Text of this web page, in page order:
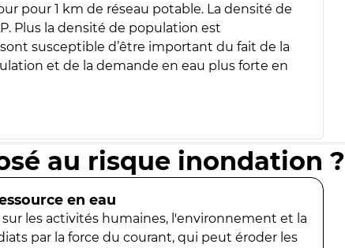
pour 1 km de réseau potable. La densité de
Plus la densité de population est
susceptible d’être important du fait de la
et de la demande en eau plus forte en
au risque inondation ?
en eau
les activités humaines, l'environnement et la
par la force du courant, qui peut éroder les